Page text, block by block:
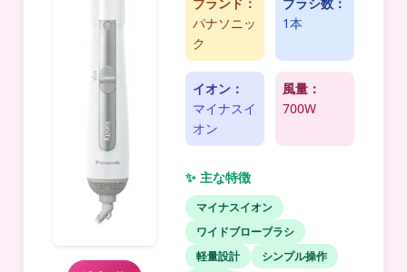
ブランド：
パナソニッ
ク
ブラシ数：
1本
イオン：
マイナスイ
オン
風量：
700W
✨ 主な特徴
マイナスイオン
ワイドブローブラシ
軽量設計
シンプル操作